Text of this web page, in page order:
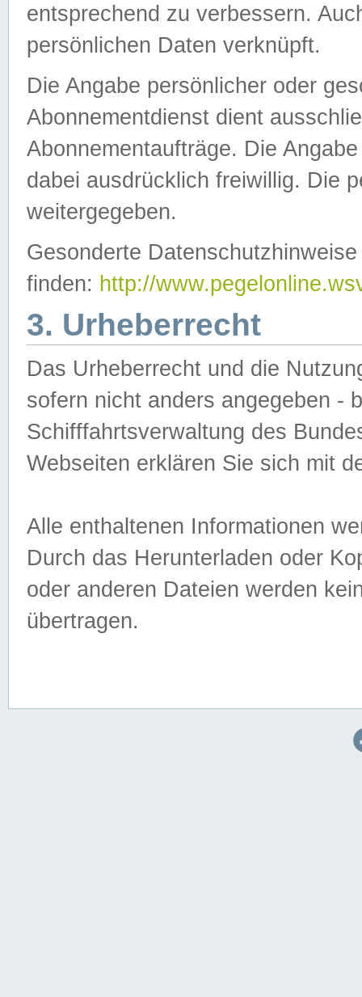
entsprechend zu verbessern.
persönlichen Daten verknüpft.
Die Angabe persönlicher oder
Abonnementdienst dient
Abonnementaufträge. Die
dabei ausdrücklich freiwillig. Die
weitergegeben.
Gesonderte
finden: http://
3. Urheberrecht
Das Urheberrecht und die
sofern nicht anders angegeben -
Schifffahrtsverwaltung des
Webseiten erklären Sie sich mit
Alle enthaltenen Informationen
Durch das Herunterladen oder
oder anderen Dateien werden
übertragen.